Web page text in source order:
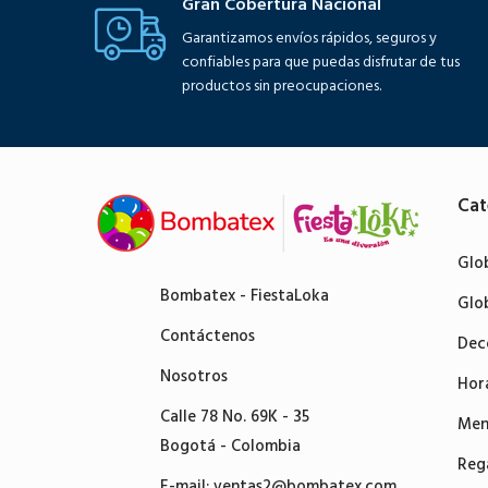
Garantizamos envíos rápidos, seguros y
confiables para que puedas disfrutar de tus
productos sin preocupaciones.
Bombatex - FiestaLoka
Contáctenos
Nosotros
Calle 78 No. 69K - 35
Bogotá - Colombia